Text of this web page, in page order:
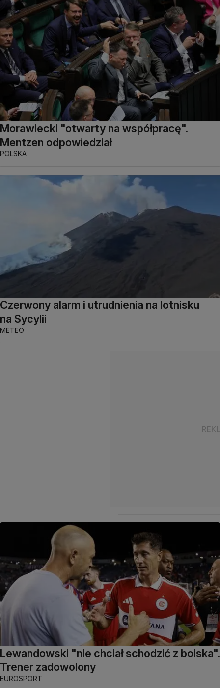
Morawiecki "otwarty na współpracę".
Mentzen odpowiedział
POLSKA
Czerwony alarm i utrudnienia na lotnisku
na Sycylii
METEO
Lewandowski "nie chciał schodzić z boiska".
Trener zadowolony
EUROSPORT